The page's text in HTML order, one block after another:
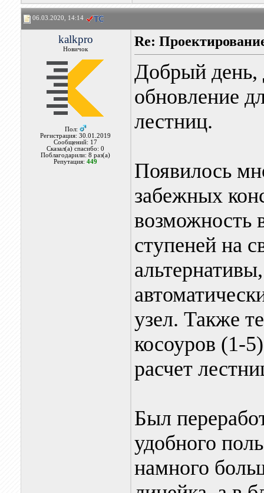
06.03.2020, 14:14
kalkpro
Новичок
Пол:
Регистрация: 30.01.2019
Сообщений: 17
Сказал(а) спасибо: 0
Поблагодарили: 8 раз(а)
Репутация:449
Re:
Добрый
обновление
лестниц.
Появилось
забежных
возможность
ступеней на
узел. Также
косоуров (1-
расчет
Был
удобного
намного